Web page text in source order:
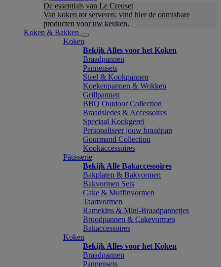
De essentials van Le Creuset
Van koken tot serveren: vind hier de onmisbare
producten voor uw keuken.
Koken & Bakken
Koken
Bekijk Alles voor het Koken
Braadpannen
Pannensets
Steel & Kookpannen
Koekenpannen & Wokken
Grillpannen
BBQ Outdoor Collection
Braadsledes & Accessoires
Speciaal Kookgerei
Personaliseer jouw braadpan
Gourmand Collection
Kookaccessoires
Pâtisserie
Bekijk Alle Bakaccessoires
Bakplaten & Bakvormen
Bakvormen Sets
Cake & Muffinvormen
Taartvormen
Ramekins & Mini-Braadpannetjes
Broodpannen & Cakevormen
Bakaccessoires
Koken
Bekijk Alles voor het Koken
Braadpannen
Pannensets